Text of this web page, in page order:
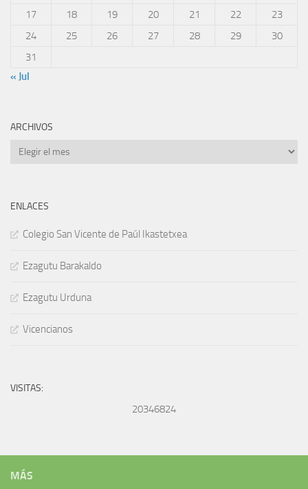
17
18 19 20 21 22
23
24
25 26 27 28 29
30
31
« Jul
ARCHIVOS
Archivos
ENLACES
Colegio San Vicente de Paúl Ikastetxea
Ezagutu Barakaldo
Ezagutu Urduna
Vicencianos
VISITAS:
20346824
MÁS